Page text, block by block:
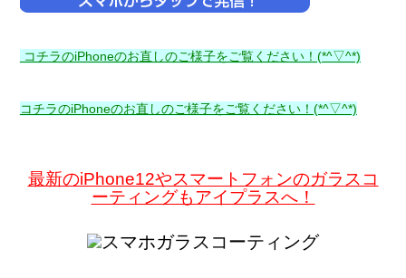
コチラのiPhoneのお直しのご様子をご覧ください！(*^▽^*)
コチラのiPhoneのお直しのご様子をご覧ください！(*^▽^*)
最新のiPhone12やスマートフォンのガラスコ
ーティングもアイプラスへ！